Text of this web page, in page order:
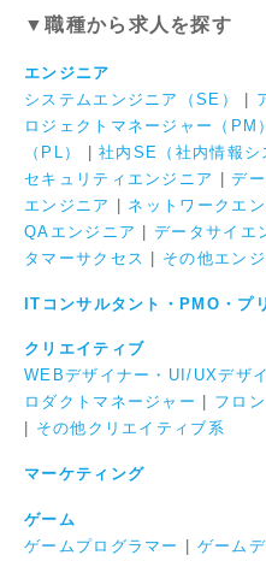
▼職種から求人を探す
エンジニア
システムエンジニア（SE）
ロジェクトマネージャー（PM
（PL）
|社内SE（社内情報シ
セキュリティエンジニア
|デ
エンジニア
ネットワークエ
QAエンジニア
|データサイエ
タマーサクセス
その他エン
ITコンサルタント・PMO・プ
クリエイティブ
WEBデザイナー・UI/UXデザ
ロダクトマネージャー
フロ
その他クリエイティブ系
マーケティング
ゲーム
ゲームプログラマー | ゲーム